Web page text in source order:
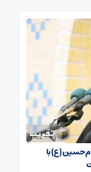
حسین (ع) با